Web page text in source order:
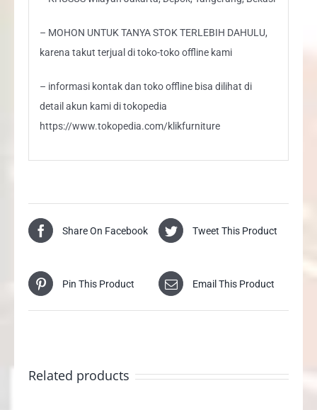
– MOHON UNTUK TANYA STOK TERLEBIH DAHULU,
karena takut terjual di toko-toko offline kami
– informasi kontak dan toko offline bisa dilihat di
detail akun kami di tokopedia
https://www.tokopedia.com/klikfurniture
Share On Facebook Tweet This Product
Pin This Product Email This Product
Related products